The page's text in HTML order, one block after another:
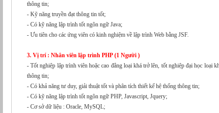
thông tin;
- Kỹ năng truyền đạt thông tin tốt;
- Có kỹ năng lập trình tốt ngôn ngữ Java;
- Ưu tiên cho các ứng viên có kinh nghiệm về lập trình Web bằng JSF.
3. Vị trí : Nhân viên lập trình PHP (1 Người )
- Tốt nghiệp lập trình viên hoặc cao đẳng loại khá trở lên, tốt nghiệp đại học loại khá trở lên trong lĩnh vực công nghệ
thông tin;
- Có khả năng tư duy, giải thuật tốt và phân tích thiết kế hệ thống thông tin;
- Có kỹ năng lập trình tốt ngôn ngữ PHP, Javascript, Jquery;
- Cơ sở dữ liệu : Oracle, MySQL;